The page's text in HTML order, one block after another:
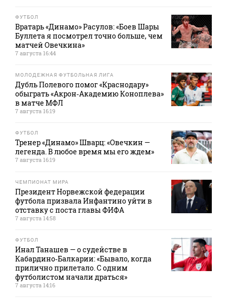
ФУТБОЛ
Вратарь «Динамо» Расулов: «Боев Шары
Буллета я посмотрел точно больше, чем
матчей Овечкина»
7 августа 16:44
МОЛОДЕЖНАЯ ФУТБОЛЬНАЯ ЛИГА
Дубль Полевого помог «Краснодару»
обыграть «Акрон‑Академию Коноплева»
в матче МФЛ
7 августа 16:19
ФУТБОЛ
Тренер «Динамо» Шварц: «Овечкин —
легенда. В любое время мы его ждем»
7 августа 16:19
ЧЕМПИОНАТ МИРА
Президент Норвежской федерации
футбола призвала Инфантино уйти в
отставку с поста главы ФИФА
7 августа 14:58
ФУТБОЛ
Инал Танашев — о судействе в
Кабардино‑Балкарии: «Бывало, когда
прилично прилетало. С одним
футболистом начали драться»
7 августа 14:16